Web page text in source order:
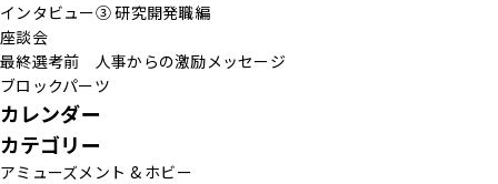
インタビュー③ 研究開発職編
座談会
最終選考前 人事からの激励メッセージ
ブロックパーツ
カレンダー
カテゴリー
アミューズメント & ホビー